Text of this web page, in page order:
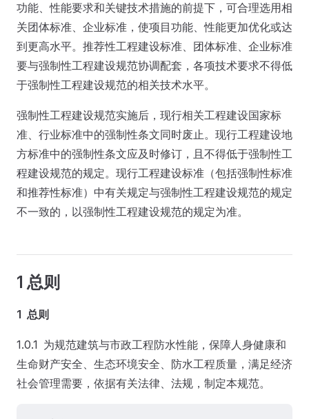
功能、性能要求和关键技术措施的前提下，可合理选用相
关团体标准、企业标准，使项目功能、性能更加优化或达
到更高水平。推荐性工程建设标准、团体标准、企业标准
要与强制性工程建设规范协调配套，各项技术要求不得低
于强制性工程建设规范的相关技术水平。
强制性工程建设规范实施后，现行相关工程建设国家标
准、行业标准中的强制性条文同时废止。现行工程建设地
方标准中的强制性条文应及时修订，且不得低于强制性工
程建设规范的规定。现行工程建设标准（包括强制性标准
和推荐性标准）中有关规定与强制性工程建设规范的规定
不一致的，以强制性工程建设规范的规定为准。
1 总则
1 总则
1.0.1 为规范建筑与市政工程防水性能，保障人身健康和
生命财产安全、生态环境安全、防水工程质量，满足经济
社会管理需要，依据有关法律、法规，制定本规范。